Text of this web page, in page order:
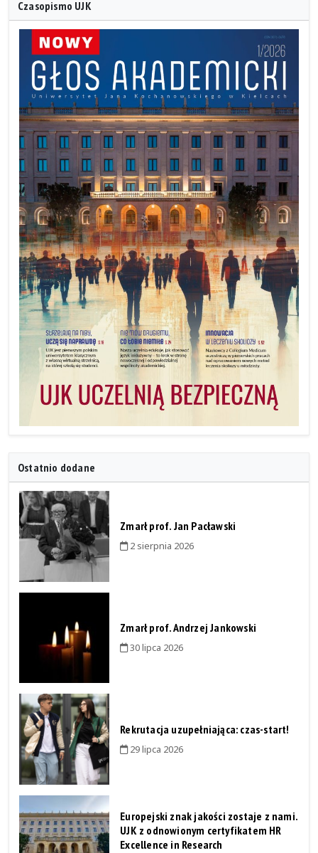
Czasopismo UJK
Ostatnio dodane
Zmarł prof. Jan Pacławski
2 sierpnia 2026
Zmarł prof. Andrzej Jankowski
30 lipca 2026
Rekrutacja uzupełniająca: czas-start!
29 lipca 2026
Europejski znak jakości zostaje z nami.
UJK z odnowionym certyfikatem HR
Excellence in Research